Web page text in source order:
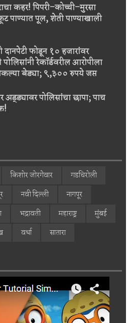
कहर! पिपरी–कोच्ची–मुरसा
पाण्यात पूल, शेती पाण्याखाली
दानपेटी फोडून १० हजारांवर
रेकॉर्डवरील आरोपीला
बेड्या; ९,३०० रुपये जप्त
अड्ड्यावर पोलिसांचा छापा; पाच
किशोर जोरगेवार
गडचिरोली
नवी दिल्ली
नागपूर
भद्रावती महाराष्ट्र
मुंबई
वर्धा सातारा